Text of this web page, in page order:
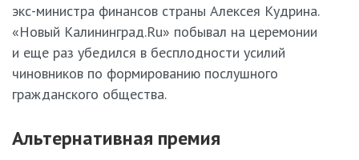
экс-министра финансов страны Алексея Кудрина.
«Новый Калининград.Ru» побывал на церемонии
и еще раз убедился в бесплодности усилий
чиновников по формированию послушного
гражданского общества.
Альтернативная премия